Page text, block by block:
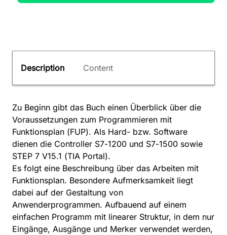
Description Content
Zu Beginn gibt das Buch einen Überblick über die
Voraussetzungen zum Programmieren mit
Funktionsplan (FUP). Als Hard- bzw. Software
dienen die Controller S7-1200 und S7-1500 sowie
STEP 7 V15.1 (TIA Portal).
Es folgt eine Beschreibung über das Arbeiten mit
Funktionsplan. Besondere Aufmerksamkeit liegt
dabei auf der Gestaltung von
Anwenderprogrammen. Aufbauend auf einem
einfachen Programm mit linearer Struktur, in dem nur
Eingänge, Ausgänge und Merker verwendet werden,